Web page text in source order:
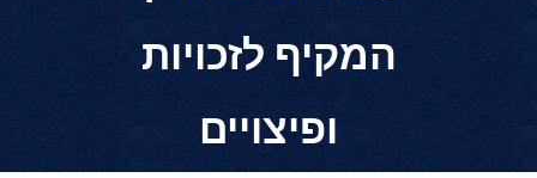
המקיף לזכויות
ופיצויים